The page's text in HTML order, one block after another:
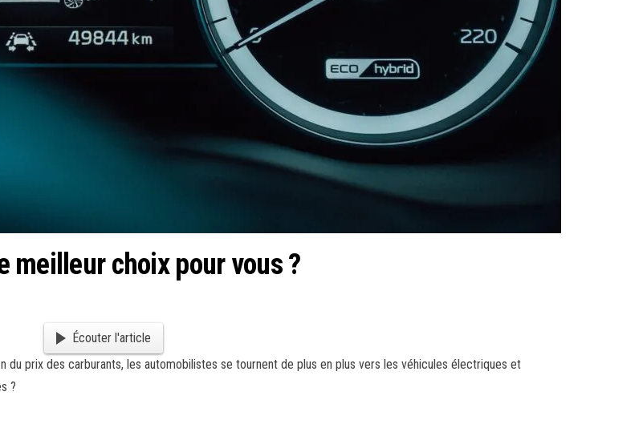
meilleur choix pour vous ?
Écouter l'article
prix des carburants, les automobilistes se tournent de plus en plus vers les véhicules électriques et
?